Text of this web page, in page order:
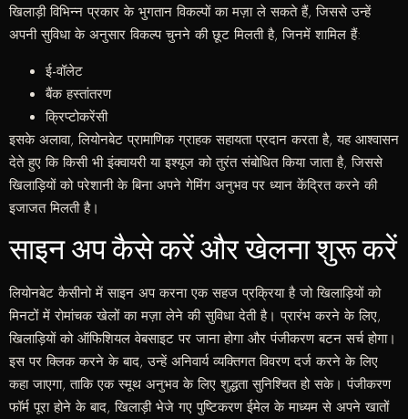
खिलाड़ी विभिन्न प्रकार के भुगतान विकल्पों का मज़ा ले सकते हैं, जिससे उन्हें
अपनी सुविधा के अनुसार विकल्प चुनने की छूट मिलती है, जिनमें शामिल हैं:
ई-वॉलेट
बैंक हस्तांतरण
क्रिप्टोकरेंसी
इसके अलावा, लियोनबेट प्रामाणिक ग्राहक सहायता प्रदान करता है, यह आश्वासन
देते हुए कि किसी भी इंक्वायरी या इश्यूज को तुरंत संबोधित किया जाता है, जिससे
खिलाड़ियों को परेशानी के बिना अपने गेमिंग अनुभव पर ध्यान केंद्रित करने की
इजाजत मिलती है।
साइन अप कैसे करें और खेलना शुरू करें
लियोनबेट कैसीनो में साइन अप करना एक सहज प्रक्रिया है जो खिलाड़ियों को
मिनटों में रोमांचक खेलों का मज़ा लेने की सुविधा देती है। प्रारंभ करने के लिए,
खिलाड़ियों को ऑफिशियल वेबसाइट पर जाना होगा और पंजीकरण बटन सर्च होगा।
इस पर क्लिक करने के बाद, उन्हें अनिवार्य व्यक्तिगत विवरण दर्ज करने के लिए
कहा जाएगा, ताकि एक स्मूथ अनुभव के लिए शुद्धता सुनिश्चित हो सके। पंजीकरण
फॉर्म पूरा होने के बाद, खिलाड़ी भेजे गए पुष्टिकरण ईमेल के माध्यम से अपने खातों